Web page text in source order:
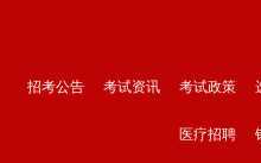
招考公告 考试资讯 考试政策
医疗招聘